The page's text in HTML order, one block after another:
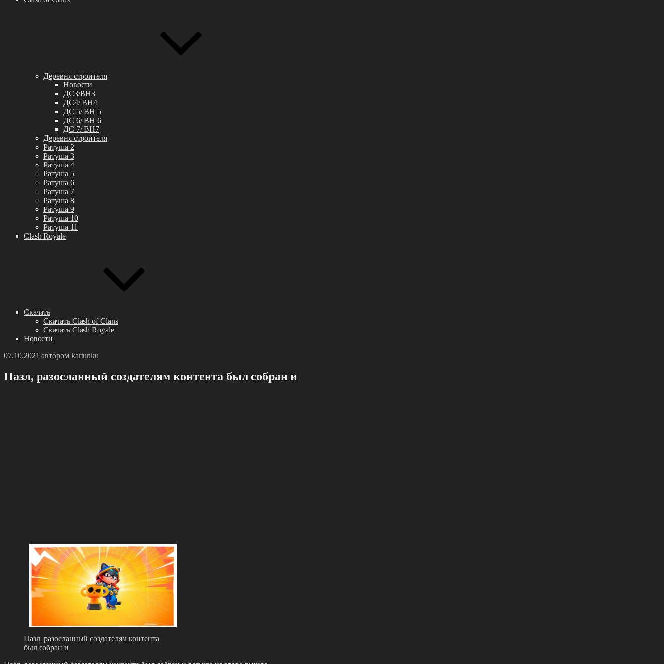
Деревня строителя
Новости
ДС3/BH3
ДС4/ BH4
ДС 5/ BH 5
ДС 6/ BH 6
ДС 7/ BH7
Деревня строителя
Ратуша 2
Ратуша 3
Ратуша 4
Ратуша 5
Ратуша 6
Ратуша 7
Ратуша 8
Ратуша 9
Ратуша 10
Ратуша 11
Clash Royale
Скачать
Скачать Clash of Clans
Скачать Clash Royale
Новости
Опубликовано
07.10.2021 автором kartunku
Пазл, разосланный создателям контента был собран и
Пазл, разосланный создателям контента
был собран и